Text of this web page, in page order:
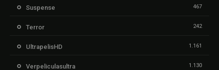
Suspense 467
Terror 242
UltrapelisHD 1.161
Verpeliculasultra 1.130